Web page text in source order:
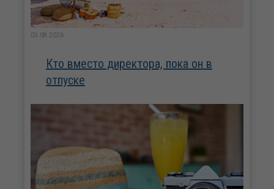
03.08.2026
Кто вместо директора, пока он в
отпуске